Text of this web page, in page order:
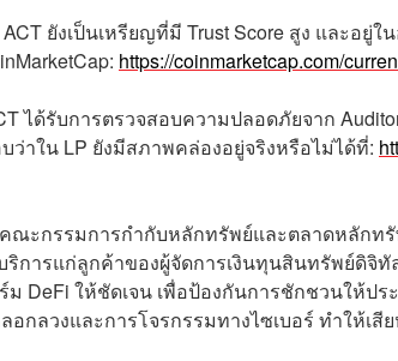
ยังเป็นเหรียญที่มี Trust Score สูง และอยู่ใ
https://coinmarketcap.com/
ได้รับการตรวจสอบความปลอดภัยจาก
ว่าใน LP ยังมีสภาพคล่องอยู่จริงหรือไม่ได้ที่:
ะกรรมการกำกับหลักทรัพย์และตลาดหลักทรั
การแก่ลูกค้าของผู้จัดการเงินทุนสินทรัพย์ดิจิ
DeFi ให้ชัดเจน เพื่อป้องกันการชักชวนให้ปร
กลวงและการโจรกรรมทางไซเบอร์ ทำให้เ